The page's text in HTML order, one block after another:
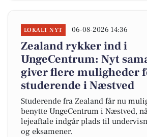
LOKALT NYT 06-08-2026 14:36
Zealand rykker ind i
UngeCentrum: Nyt
giver flere muligheder
studerende i Næstved
Studerende fra Zealand får nu
benytte UngeCentrum i Næstved,
lejeaftale indgår plads til
og eksamener.